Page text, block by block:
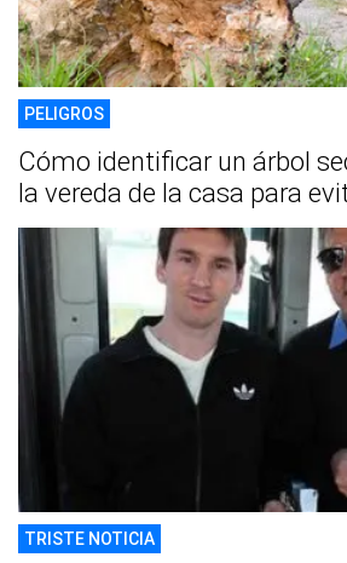
PELIGROS
Cómo identificar un árbol
la vereda de la casa para
TRISTE NOTICIA